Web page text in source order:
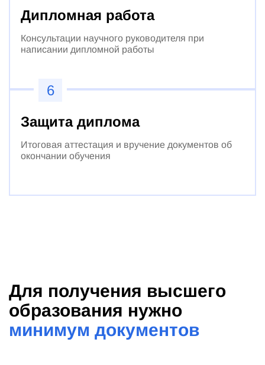
Дипломная работа
Консультации научного руководителя при
написании дипломной работы
6
Защита диплома
Итоговая аттестация и вручение документов об
окончании обучения
Для получения высшего
образования нужно
минимум документов